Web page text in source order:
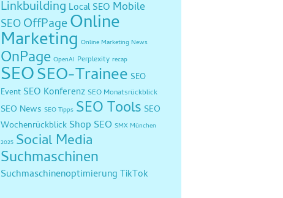
Linkbuilding Local SEO Mobile
SEOOffPageOnline
Marketing Online Marketing News
OnPage OpenAI Perplexity recap
SEOSEO-Trainee SEO
Event SEO Konferenz SEO Monatsrückblick
SEO News SEO Tipps SEO Tools SEO
Wochenrückblick Shop SEO SMX München
2025 Social Media
Suchmaschinen
Suchmaschinenoptimierung TikTok